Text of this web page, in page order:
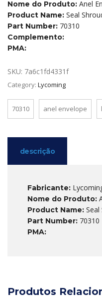
Nome do Produto: Anel
Product Name: Seal
Part Number: 70310
Complemento:
PMA:
SKU: 7a6c1fd4331f
Category: Lycoming
70310 anel envelope
descrição
Fabricante:
Nome do Produto:
Product Name: Seal
Part Number: 70310
PMA:
Produtos